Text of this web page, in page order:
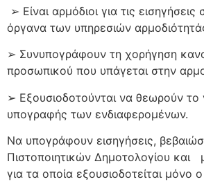
➢ Είναι αρμόδιοι για τις
όργανα των υπηρεσιών
➢ Συνυπογράφουν τη χορήγηση
προσωπικού που υπάγεται στην
➢ Εξουσιοδοτούνται να θεωρούν το
υπογραφής των ενδιαφερομένων.
Να υπογράφουν εισηγήσεις,
Πιστοποιητικών Δημοτολογίου και
για τα οποία εξουσιοδοτείται μόνο